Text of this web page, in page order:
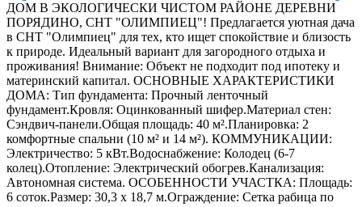
ДОМ В ЭКОЛОГИЧЕСКИ ЧИСТОМ РАЙОНЕ ДЕРЕВНИ
ПОРЯДИНО, СНТ "ОЛИМПИЕЦ"! Предлагается уютная дача
в СНТ "Олимпиец" для тех, кто ищет спокойствие и близость
к природе. Идеальный вариант для загородного отдыха и
проживания! Внимание: Объект не подходит под ипотеку и
материнский капитал. ОСНОВНЫЕ ХАРАКТЕРИСТИКИ
ДОМА: Тип фундамента: Прочный ленточный
фундамент.Кровля: Оцинкованный шифер.Материал стен:
Сэндвич-панели.Общая площадь: 40 м².Планировка: 2
комфортные спальни (10 м² и 14 м²). КОММУНИКАЦИИ:
Электричество: 5 кВт.Водоснабжение: Колодец (6-7
колец).Отопление: Электрический обогрев.Канализация:
Автономная система. ОСОБЕННОСТИ УЧАСТКА: Площадь:
6 соток.Размер: 30,3 x 18,7 м.Ограждение: Сетка рабица по